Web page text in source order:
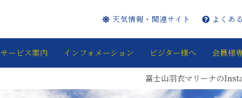
天気情報・関連サイト よくあ
サービス案内 インフォメーション ビジター様へ 会員様
富士山羽衣マリーナのInstagram・Facebookページを